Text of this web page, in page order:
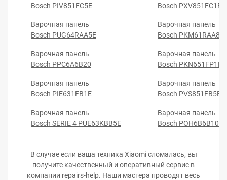
Bosch PIV851FC5E
Варочная панель
Bosch PUG64RAA5E
Варочная панель
Bosch PPC6A6B20
Варочная панель
Bosch PIE631FB1E
Варочная панель
Bosch SERIE 4 PUE63KBB5E
Bosch PXV851FC1E
Варочная панель
Bosch PKM61RAA8E
Варочная панель
Bosch PKN651FP1E
Варочная панель
Bosch PVS851FB5E
Варочная панель
Bosch POH6B6B10
В случае если ваша техника Xiaomi сломалась, вы
получите качественный и оперативный сервис в
компании repairs-help. Наши мастера проводят весь